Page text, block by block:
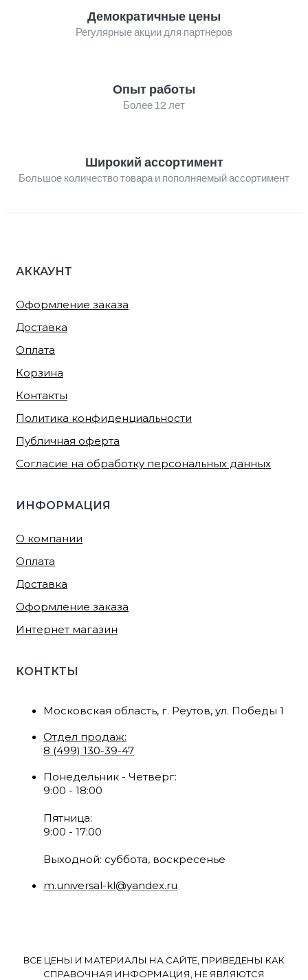
Демократичные цены
Регулярные акции для партнеров
Опыт работы
Более 12 лет
Широкий ассортимент
Большое количество товара и пополняемый ассортимент
АККАУНТ
Оформление заказа
Доставка
Оплата
Корзина
Контакты
Политика конфиденциальности
Публичная оферта
Согласие на обработку персональных данных
ИНФОРМАЦИЯ
О компании
Оплата
Доставка
Оформление заказа
Интернет магазин
КОНТКТЫ
Московская область, г. Реутов, ул. Победы 1
Отдел продаж:
8 (499) 130-39-47
Понедельник - Четверг:
9:00 - 18:00
Пятница:
9:00 - 17:00
Выходной: суббота, воскресенье
m.universal-kl@yandex.ru
ВСЕ ЦЕНЫ И МАТЕРИАЛЫ НА САЙТЕ, ПРИВЕДЕНЫ КАК
СПРАВОЧНАЯ ИНФОРМАЦИЯ, НЕ ЯВЛЯЮТСЯ